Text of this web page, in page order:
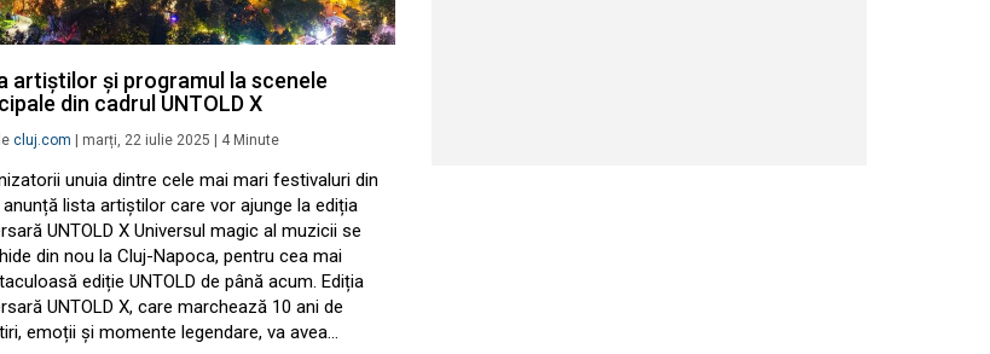
artiștilor și programul la scenele
din cadrul UNTOLD X
cluj.com marți, 22 iulie 2025 4 Minute
unuia dintre cele mai mari festivaluri din
lista artiștilor care vor ajunge la ediția
UNTOLD X Universul magic al muzicii se
din nou la Cluj-Napoca, pentru cea mai
ediție UNTOLD de până acum. Ediția
UNTOLD X, care marchează 10 ani de
emoții și momente legendare, va avea…